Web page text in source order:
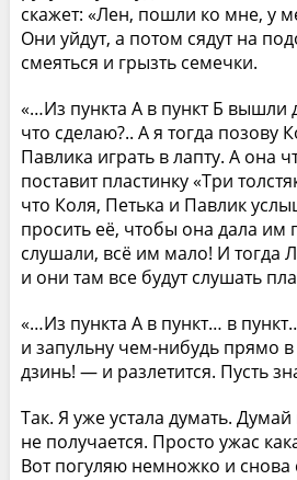
скажет: «Лен, пошли ко мне, у
Они уйдут, а потом сядут на
смеяться и грызть семечки.
«…Из пункта А в пункт Б вышли
что сделаю?.. А я тогда позову
Павлика играть в лапту. А она
поставит пластинку «Три
что Коля, Петька и Павлик
просить её, чтобы она дала им
слушали, всё им мало! И тогда
и они там все будут слушать
«…Из пункта А в пункт… в
и запульну чем-нибудь прямо
дзинь! — и разлетится. Пусть
Так. Я уже устала думать.
не получается. Просто ужас
Вот погуляю немножко и снова